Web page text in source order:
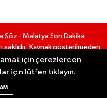
- Malatya Son Dakika
saklıdır. Kaynak gösterilmeden
yapılamaz.
için çerezlerden
için lütfen tıklayın.